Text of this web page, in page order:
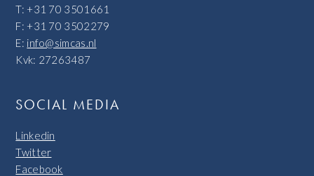
T: +31 70 3501661
F: +31 70 3502279
E: info@simcas.nl
Kvk: 27263487
SOCIAL MEDIA
Linkedin
Twitter
Facebook